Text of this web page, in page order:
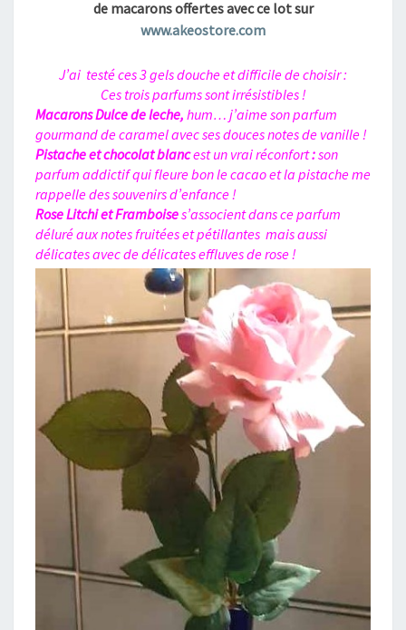
de macarons offertes avec ce lot sur
www.akeostore.com
J’ai testé ces 3 gels douche et difficile de choisir :
Ces trois parfums sont irrésistibles !
Macarons Dulce de leche, hum… j’aime son parfum
gourmand de caramel avec ses douces notes de vanille !
Pistache et chocolat blancest un vrai réconfort:son
parfum addictif qui fleure bon le cacao et la pistache me
rappelle des souvenirs d’enfance !
Rose Litchi et Framboises’associent dans ce parfum
déluré aux notes fruitées et pétillantes mais aussi
délicates avec de délicates effluves de rose !